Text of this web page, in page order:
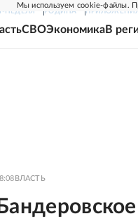
Мы используем cookie-файлы.
НЕДЕЛЯ РОДИНА
СВОЭкономикаВ
ВЛАСТЬ